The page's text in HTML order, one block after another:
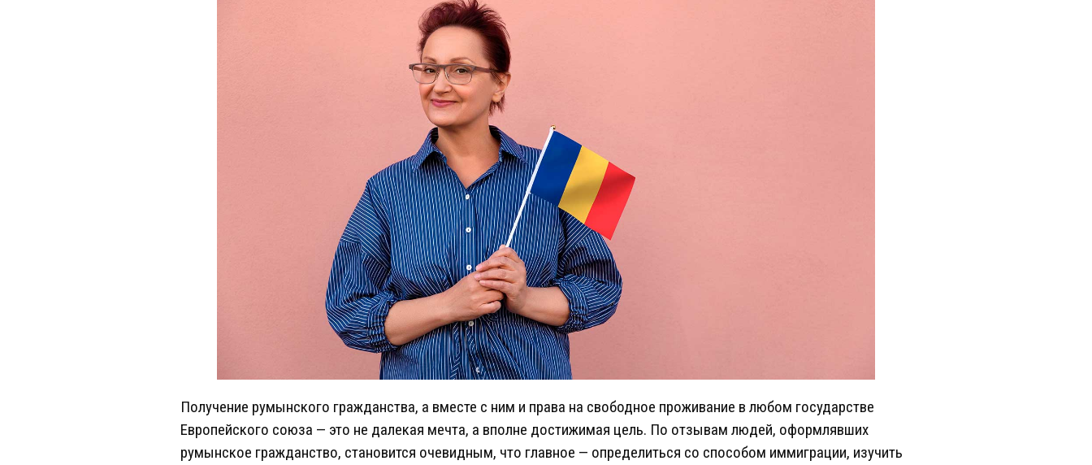
Получение румынского гражданства, а вместе с ним и права на свободное проживание в любом государстве
Европейского союза — это не далекая мечта, а вполне достижимая цель. По отзывам людей, оформлявших
румынское гражданство, становится очевидным, что главное — определиться со способом иммиграции, изучить